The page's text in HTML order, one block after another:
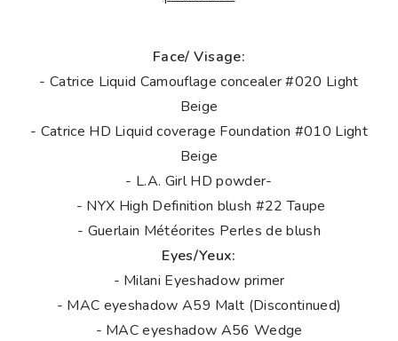
Face/ Visage:
- Catrice Liquid Camouflage concealer #020 Light
Beige
- Catrice HD Liquid coverage Foundation #010 Light
Beige
- L.A. Girl HD powder-
- NYX High Definition blush #22 Taupe
- Guerlain Météorites Perles de blush
Eyes/Yeux:
- Milani Eyeshadow primer
- MAC eyeshadow A59 Malt (Discontinued)
- MAC eyeshadow A56 Wedge